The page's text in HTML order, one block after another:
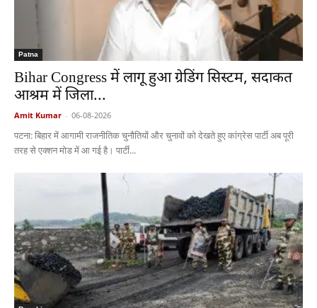
Patna
Bihar Congress में लागू हुआ ग्रेडिंग सिस्टम, सदाकत
आश्रम में जिला...
Amit Kumar - 06-08-2026
पटना: बिहार में आगामी राजनीतिक चुनौतियों और चुनावों को देखते हुए कांग्रेस पार्टी अब पूरी
तरह से एक्शन मोड में आ गई है। पार्टी...